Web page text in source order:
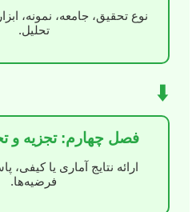
نوع تحقیق، جامعه، نمونه،
تحلیل.
⬇️
فصل چهارم: تجزیه و
ارائه نتایج آماری یا کیفی،
فرضیه‌ها.